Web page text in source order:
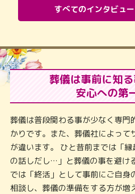
すべてのインタビュ
葬儀は事前に知
安心への第
葬儀は普段関わる事が少なく専門
かりです。また、葬儀社によって
が違います。 ひと昔前までは「
の話しだし…」と葬儀の事を避け
では「終活」として事前にご自身
相談し、葬儀の準備をする方が増